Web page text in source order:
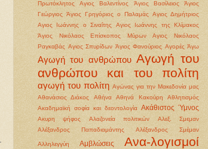
Πρωτόκλητος
Αγιος Βαλεντίνος Άγιος Βασίλειος
Άγιος
Γεώργιος
Άγιος Γρηγόριος ο Παλαμάς Αγιος Δημήτριος
Αγιος Ιωάννης ο Σιναΐτης
Αγιος Ιωάννης της Κλίμακος
Άγιος Νικόλαος Επίσκοπος Μύρων
Αγιος Νικόλαος
Ραγκαβάς Αγιος Σπυρίδων Άγιος Φανούριος Αγορές Άγω
Αγωγή του ανθρώπου Αγωγή του
ανθρώπου και του πολίτη
αγωγή του πολίτη Αγώνας για την Μακεδονία μας
Αθανάσιος Διάκος
Αθήνα Αθηνά Κακούρη
Αθλητισμός
Ακαδημαϊκή σοφία και δεοντολογία Ακάθιστος Ύμνος
Ακυρη ψήφος Αλαζονεία πολιτικών
Αλεξ. Σμεμαν
Αλέξανδρος Παπαδιαμάντης
Αλέξανδρος Σμέμαν
Αλληλεγγύη Αμβλώσεις Ανα-λογισμοί